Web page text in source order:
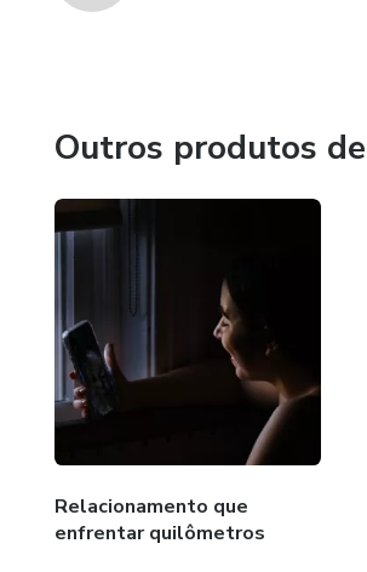
Outros produtos
Relacionamento que
enfrentar quilômetros